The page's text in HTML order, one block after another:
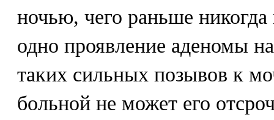
ночью, чего раньше
одно проявление аденомы
таких сильных позывов к
больной не может его